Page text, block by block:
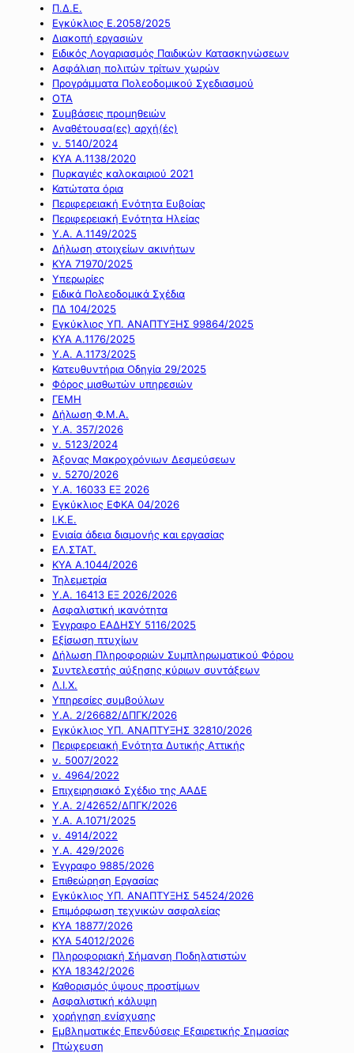
Π.Δ.Ε.
Εγκύκλιος Ε.2058/2025
Διακοπή εργασιών
Ειδικός Λογαριασμός Παιδικών Κατασκηνώσεων
Ασφάλιση πολιτών τρίτων χωρών
Προγράμματα Πολεοδομικού Σχεδιασμού
ΟΤΑ
Συμβάσεις προμηθειών
Αναθέτουσα(ες) αρχή(ές)
ν. 5140/2024
ΚΥΑ Α.1138/2020
Πυρκαγιές καλοκαιριού 2021
Κατώτατα όρια
Περιφερειακή Ενότητα Ευβοίας
Περιφερειακή Ενότητα Ηλείας
Υ.Α. Α.1149/2025
Δήλωση στοιχείων ακινήτων
ΚΥΑ 71970/2025
Υπερωρίες
Ειδικά Πολεοδομικά Σχέδια
ΠΔ 104/2025
Εγκύκλιος ΥΠ. ΑΝΑΠΤΥΞΗΣ 99864/2025
ΚΥΑ Α.1176/2025
Υ.Α. Α.1173/2025
Κατευθυντήρια Οδηγία 29/2025
Φόρος μισθωτών υπηρεσιών
ΓΕΜΗ
Δήλωση Φ.Μ.Α.
Υ.Α. 357/2026
ν. 5123/2024
Άξονας Μακροχρόνιων Δεσμεύσεων
ν. 5270/2026
Υ.Α. 16033 ΕΞ 2026
Εγκύκλιος ΕΦΚΑ 04/2026
Ι.Κ.Ε.
Ενιαία άδεια διαμονής και εργασίας
ΕΛ.ΣΤΑΤ.
ΚΥΑ Α.1044/2026
Τηλεμετρία
Υ.Α. 16413 ΕΞ 2026/2026
Ασφαλιστική ικανότητα
Έγγραφο ΕΑΔΗΣΥ 5116/2025
Εξίσωση πτυχίων
Δήλωση Πληροφοριών Συμπληρωματικού Φόρου
Συντελεστής αύξησης κύριων συντάξεων
Λ.Ι.Χ.
Υπηρεσίες συμβούλων
Υ.Α. 2/26682/ΔΠΓΚ/2026
Εγκύκλιος ΥΠ. ΑΝΑΠΤΥΞΗΣ 32810/2026
Περιφερειακή Ενότητα Δυτικής Αττικής
ν. 5007/2022
ν. 4964/2022
Επιχειρησιακό Σχέδιο της ΑΑΔΕ
Υ.Α. 2/42652/ΔΠΓΚ/2026
Υ.Α. Α.1071/2025
ν. 4914/2022
Υ.Α. 429/2026
Έγγραφο 9885/2026
Επιθεώρηση Εργασίας
Εγκύκλιος ΥΠ. ΑΝΑΠΤΥΞΗΣ 54524/2026
Επιμόρφωση τεχνικών ασφαλείας
ΚΥΑ 18877/2026
ΚΥΑ 54012/2026
Πληροφοριακή Σήμανση Ποδηλατιστών
ΚΥΑ 18342/2026
Καθορισμός ύψους προστίμων
Ασφαλιστική κάλυψη
χορήγηση ενίσχυσης
Εμβληματικές Επενδύσεις Εξαιρετικής Σημασίας
Πτώχευση